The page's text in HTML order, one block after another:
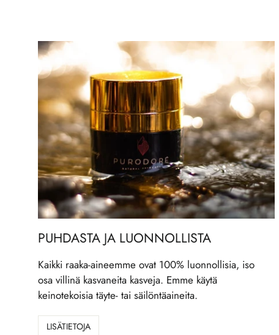
PUHDASTA JA LUONNOLLISTA
Kaikki raaka-aineemme ovat 100% luonnollisia, iso
osa villinä kasvaneita kasveja. Emme käytä
keinotekoisia täyte- tai säilöntäaineita.
LISÄTIETOJA